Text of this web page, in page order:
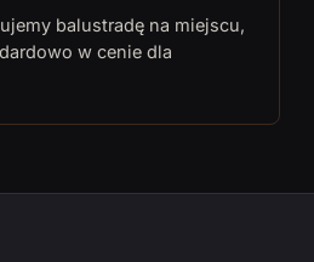
balustradę na miejscu,
w cenie dla